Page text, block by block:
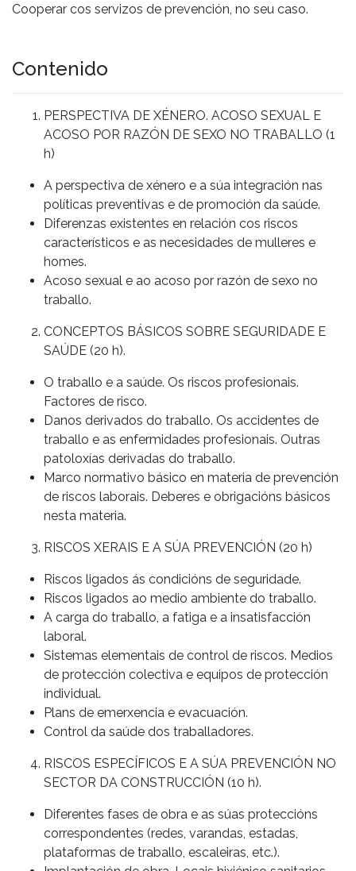
Cooperar cos servizos de prevención, no seu caso.
Contenido
PERSPECTIVA DE XÉNERO. ACOSO SEXUAL E
ACOSO POR RAZÓN DE SEXO NO TRABALLO (1
h)
A perspectiva de xénero e a súa integración nas
políticas preventivas e de promoción da saúde.
Diferenzas existentes en relación cos riscos
característicos e as necesidades de mulleres e
homes.
Acoso sexual e ao acoso por razón de sexo no
traballo.
CONCEPTOS BÁSICOS SOBRE SEGURIDADE E
SAÚDE (20 h).
O traballo e a saúde. Os riscos profesionais.
Factores de risco.
Danos derivados do traballo. Os accidentes de
traballo e as enfermidades profesionais. Outras
patoloxías derivadas do traballo.
Marco normativo básico en materia de prevención
de riscos laborais. Deberes e obrigacións básicos
nesta materia.
RISCOS XERAIS E A SÚA PREVENCIÓN (20 h)
Riscos ligados ás condicións de seguridade.
Riscos ligados ao medio ambiente do traballo.
A carga do traballo, a fatiga e a insatisfacción
laboral.
Sistemas elementais de control de riscos. Medios
de protección colectiva e equipos de protección
individual.
Plans de emerxencia e evacuación.
Control da saúde dos traballadores.
RISCOS ESPECÍFICOS E A SÚA PREVENCIÓN NO
SECTOR DA CONSTRUCCIÓN (10 h).
Diferentes fases de obra e as súas proteccións
correspondentes (redes, varandas, estadas,
plataformas de traballo, escaleiras, etc.).